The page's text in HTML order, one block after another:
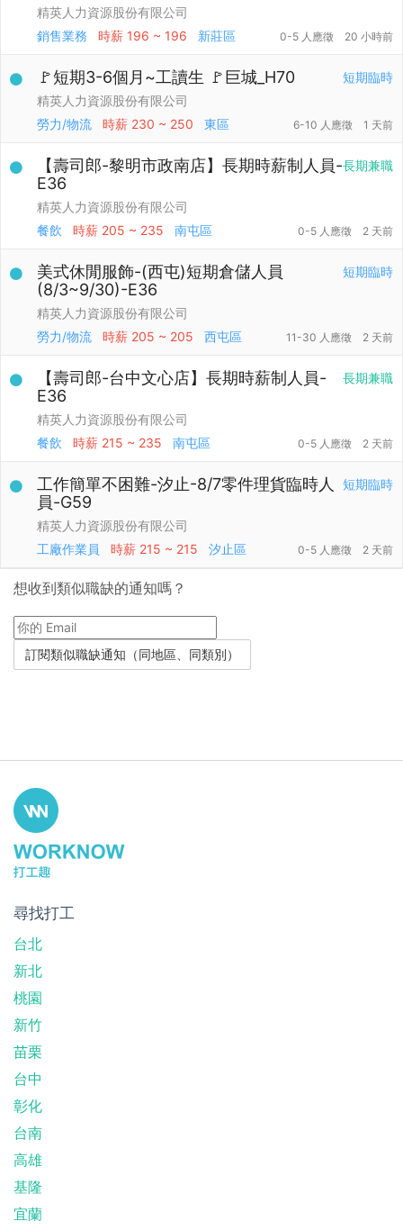
精英人力資源股份有限公司
銷售業務
時薪 196 ~ 196 新莊區 0-5 人應徵 20 小時前
短期臨時
🚩短期3-6個月~工讀生 🚩巨城_H70
精英人力資源股份有限公司
勞力/物流
時薪 230 ~ 250 東區 6-10 人應徵 1 天前
長期兼職
【壽司郎-黎明市政南店】長期時薪制人員-
E36
精英人力資源股份有限公司
餐飲
時薪 205 ~ 235 南屯區 0-5 人應徵 2 天前
短期臨時
美式休閒服飾-(西屯)短期倉儲人員
(8/3~9/30)-E36
精英人力資源股份有限公司
勞力/物流
時薪 205 ~ 205 西屯區 11-30 人應徵 2 天前
長期兼職
【壽司郎-台中文心店】長期時薪制人員-
E36
精英人力資源股份有限公司
餐飲
時薪 215 ~ 235 南屯區 0-5 人應徵 2 天前
短期臨時
工作簡單不困難-汐止-8/7零件理貨臨時人
員-G59
精英人力資源股份有限公司
工廠作業員
時薪 215 ~ 215 汐止區 0-5 人應徵 2 天前
想收到類似職缺的通知嗎？
尋找打工
台北
新北
桃園
新竹
苗栗
台中
彰化
台南
高雄
基隆
宜蘭